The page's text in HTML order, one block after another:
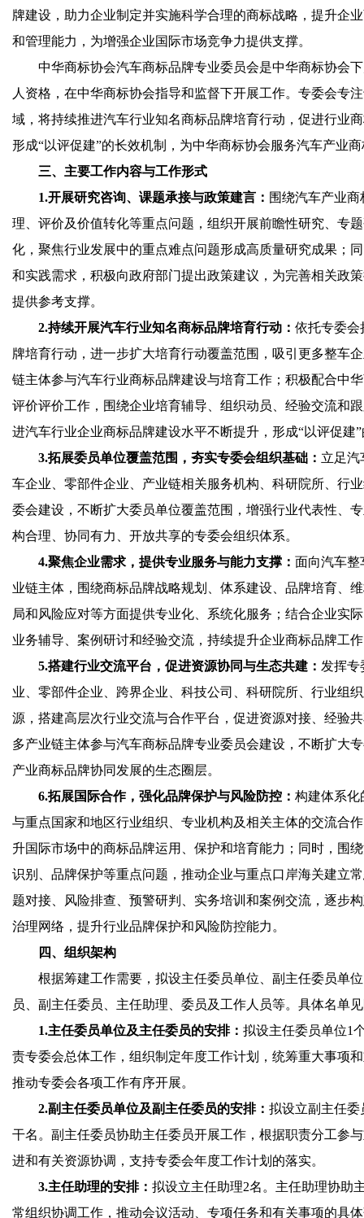
牌建设，助力企业制定并实施科学合理的商标战略，提升企
和管理能力，为增强企业国际市场竞争力提供支撑。
中华商标协会汽车商标品牌专业委员会是中华商标协会
人资格，在中华商标协会指导和监督下开展工作。专委会专
域，将持续推进汽车行业知名商标品牌培育行动，促进行业
形成“以评促建”的长效机制，为中华商标协会服务汽车产业
三、主要工作内容与工作形式
1.开展研究咨询、课题承接与政策建言： 围绕汽车产业
理、评价及价值转化等重点问题，组织开展前瞻性研究、专
化，聚焦行业发展中的重点难点问题形成高质量研究成果；
和实践需求，积极向政府部门提出政策建议，为完善相关政
提供参考支撑。
2.持续开展汽车行业知名商标品牌培育行动： 依托专委会
牌培育行动，进一步扩大培育行动覆盖范围，吸引更多整车
链主体参与汽车行业商标品牌建设与培育工作；积极配合中
评价评价工作，围绕企业培育辅导、组织动员、经验交流和
进汽车行业企业商标品牌建设水平不断提升，形成“以评促建
3.拓展委员单位覆盖范围，夯实专委会组织基础： 立足汽
车企业、零部件企业、产业链相关服务机构、科研院所、行
委会建设，不断扩大委员单位覆盖范围，增强行业代表性、
构合理、协同有力、开放共享的专委会组织体系。
4.聚焦企业需求，提供专业服务与能力支撑： 面向汽车整
业链主体，围绕商标品牌战略规划、体系建设、品牌培育、
局和风险应对等方面提供专业化、系统化服务；结合企业实
业务辅导、案例研讨和经验交流，持续提升企业商标品牌工
5.搭建行业交流平台，促进资源协同与生态共建： 发挥专
业、零部件企业、跨界企业、科技公司、科研院所、行业组
源，搭建高层次行业交流与合作平台，促进资源对接、经验
多产业链主体参与汽车商标品牌专业委员会建设，不断扩大
产业商标品牌协同发展的生态圈层。
6.拓展国际合作，强化品牌保护与风险防控： 构建体系化
与重点国家和地区行业组织、专业机构及相关主体的交流合
升国际市场中的商标品牌运用、保护和培育能力；同时，围
识别、品牌保护等重点问题，推动企业与重点口岸海关建立
题对接、风险排查、预警研判、实务培训和案例交流，逐步
治理网络，提升行业品牌保护和风险防控能力。
四、组织架构
根据筹建工作需要，拟设主任委员单位、副主任委员单
员、副主任委员、主任助理、委员及工作人员等。具体名单
1.主任委员单位及主任委员的安排： 拟设主任委员单位1
责专委会总体工作，组织制定年度工作计划，统筹重大事项
推动专委会各项工作有序开展。
2.副主任委员单位及副主任委员的安排： 拟设立副主任
干名。副主任委员协助主任委员开展工作，根据职责分工参
进和有关资源协调，支持专委会年度工作计划的落实。
3.主任助理的安排： 拟设立主任助理2名。主任助理协助
常组织协调工作，推动会议活动、专项任务和有关事项的具